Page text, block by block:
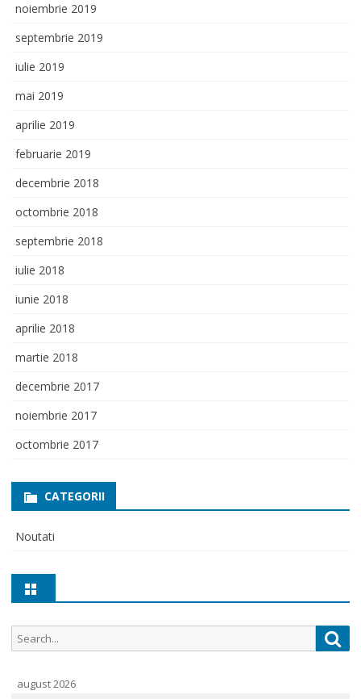
noiembrie 2019
septembrie 2019
iulie 2019
mai 2019
aprilie 2019
februarie 2019
decembrie 2018
octombrie 2018
septembrie 2018
iulie 2018
iunie 2018
aprilie 2018
martie 2018
decembrie 2017
noiembrie 2017
octombrie 2017
CATEGORII
Noutati
Search
for:
august 2026